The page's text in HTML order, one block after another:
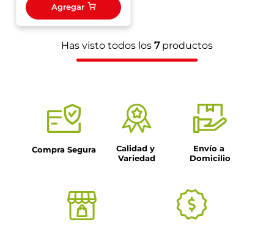
Agregar
Has visto todos los 7productos
Compra Segura
Calidad y
Variedad
Envío a
Domicilio